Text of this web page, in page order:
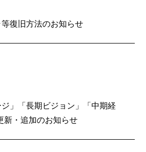
復旧方法のお知らせ
ジ」「長期ビジョン」「中期経
新・追加のお知らせ